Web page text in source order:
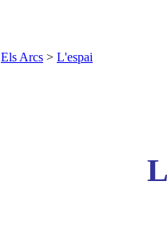
Els Arcs > L'espai